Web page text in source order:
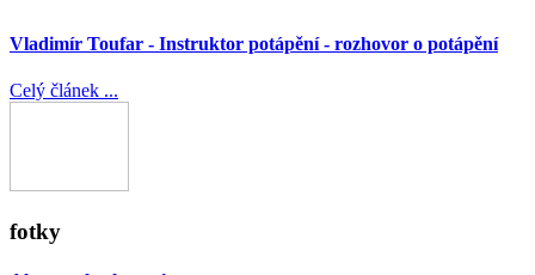
Vladimír Toufar - Instruktor potápění - rozhovor o potápění
Celý článek ...
fotky